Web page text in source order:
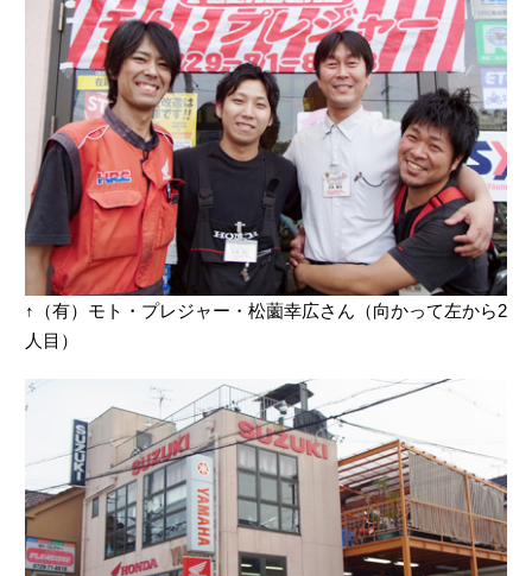
↑（有）モト・プレジャー・松薗幸広さん（向かって左から2
人目）